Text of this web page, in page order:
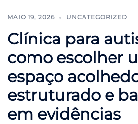
MAIO 19, 2026 UNCATEGORIZED
Clínica para
como escolher
espaço
estruturado e
em evidências